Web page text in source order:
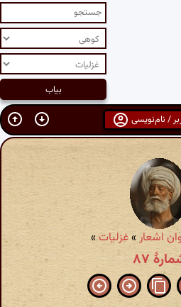
/ نام‌نویسی
اشعار»غزلیات»
۸۷